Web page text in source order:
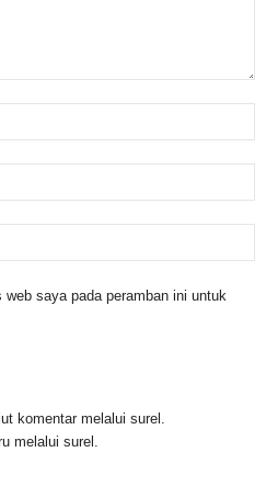
saya pada peramban ini untuk
komentar melalui surel.
melalui surel.